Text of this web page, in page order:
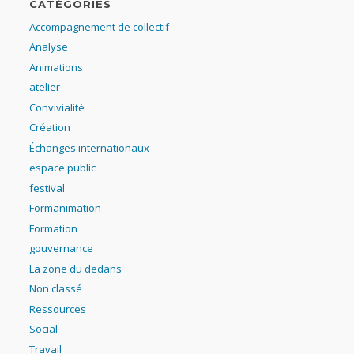
CATÉGORIES
Accompagnement de collectif
Analyse
Animations
atelier
Convivialité
Création
Échanges internationaux
espace public
festival
Formanimation
Formation
gouvernance
La zone du dedans
Non classé
Ressources
Social
Travail